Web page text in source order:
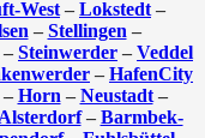
West – Lokstedt –
– Stellingen –
– Steinwerder – Veddel
– HafenCity
Horn – Neustadt–
Alsterdorf– Barmbek-